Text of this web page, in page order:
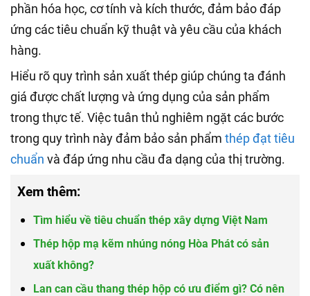
phần hóa học, cơ tính và kích thước, đảm bảo đáp
ứng các tiêu chuẩn kỹ thuật và yêu cầu của khách
hàng.
Hiểu rõ quy trình sản xuất thép giúp chúng ta đánh
giá được chất lượng và ứng dụng của sản phẩm
trong thực tế. Việc tuân thủ nghiêm ngặt các bước
trong quy trình này đảm bảo sản phẩm thép đạt tiêu
chuẩn và đáp ứng nhu cầu đa dạng của thị trường.
Xem thêm:
Tìm hiểu về tiêu chuẩn thép xây dựng Việt Nam
Thép hộp mạ kẽm nhúng nóng Hòa Phát có sản
xuất không?
Lan can cầu thang thép hộp có ưu điểm gì? Có nên